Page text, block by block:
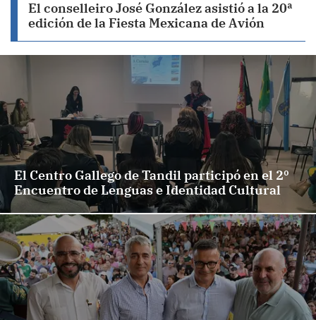
El conselleiro José González asistió a la 20ª
edición de la Fiesta Mexicana de Avión
El Centro Gallego de Tandil participó en el 2º
Encuentro de Lenguas e Identidad Cultural